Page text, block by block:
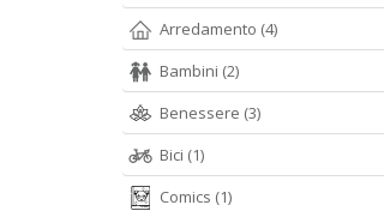
Arredamento (4)
Bambini (2)
Benessere (3)
Bici (1)
Comics (1)